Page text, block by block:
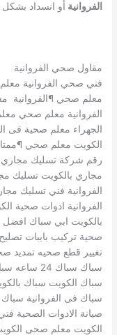
الفروانية أو انسداد
مقاول صحي الفروانية
فني صحي الفروانية
معلم صحي
الفروانية معلم صحي
الجهراء معلم صحية فى
الكويت معلم صحي
رقم شركة تسليك مجاري
مجاري بالكويت تسليك
الفروانية فني تسليك
الفروانية ادوات صحية
بالكويت ابي سباك
صحية تركيب بايبات
تغيير قطع صحيه تمديد
سباك سباك
سباك الكويت سباك
سباك فى الفروانية
صيانة اﻻدوات الصحية
الكويت معلم صحى